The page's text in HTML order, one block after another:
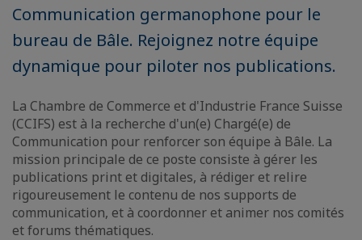
Communication germanophone pour le
bureau de Bâle. Rejoignez notre équipe
dynamique pour piloter nos publications.
La Chambre de Commerce et d'Industrie France Suisse
(CCIFS) est à la recherche d'un(e) Chargé(e) de
Communication pour renforcer son équipe à Bâle. La
mission principale de ce poste consiste à gérer les
publications print et digitales, à rédiger et relire
rigoureusement le contenu de nos supports de
communication, et à coordonner et animer nos comités
et forums thématiques.